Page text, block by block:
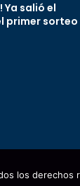
Ya salió el
primer sorteo
los derechos